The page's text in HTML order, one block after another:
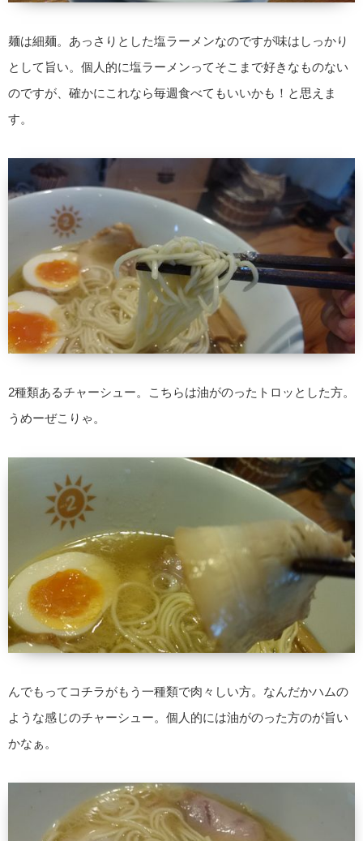
麺は細麺。あっさりとした塩ラーメンなのですが味はしっかり
として旨い。個人的に塩ラーメンってそこまで好きなものない
のですが、確かにこれなら毎週食べてもいいかも！と思えま
す。
2種類あるチャーシュー。こちらは油がのったトロッとした方。
うめーぜこりゃ。
んでもってコチラがもう一種類で肉々しい方。なんだかハムの
ような感じのチャーシュー。個人的には油がのった方のが旨い
かなぁ。